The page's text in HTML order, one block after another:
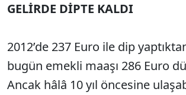
GELİRDE DİPTE KALDI
2012’de 237 Euro ile dip
bugün emekli maaşı 286 Euro
Ancak hâlâ 10 yıl öncesine